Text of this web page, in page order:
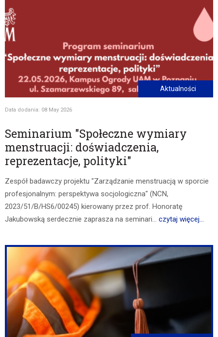
Aktualności
Data dodania: 08 May 2026
Seminarium "Społeczne wymiary
menstruacji: doświadczenia,
reprezentacje, polityki"
Zespół badawczy projektu "Zarządzanie menstruacją w sporcie
profesjonalnym: perspektywa socjologiczna" (NCN,
2023/51/B/HS6/00245) kierowany przez prof. Honoratę
Jakubowską serdecznie zaprasza na seminari... czytaj więcej...